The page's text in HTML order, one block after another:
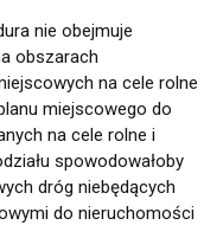
nie obejmuje
obszarach
na cele rolne
miejscowego do
na cele rolne i
spowodowałoby
dróg niebędących
do nieruchomości